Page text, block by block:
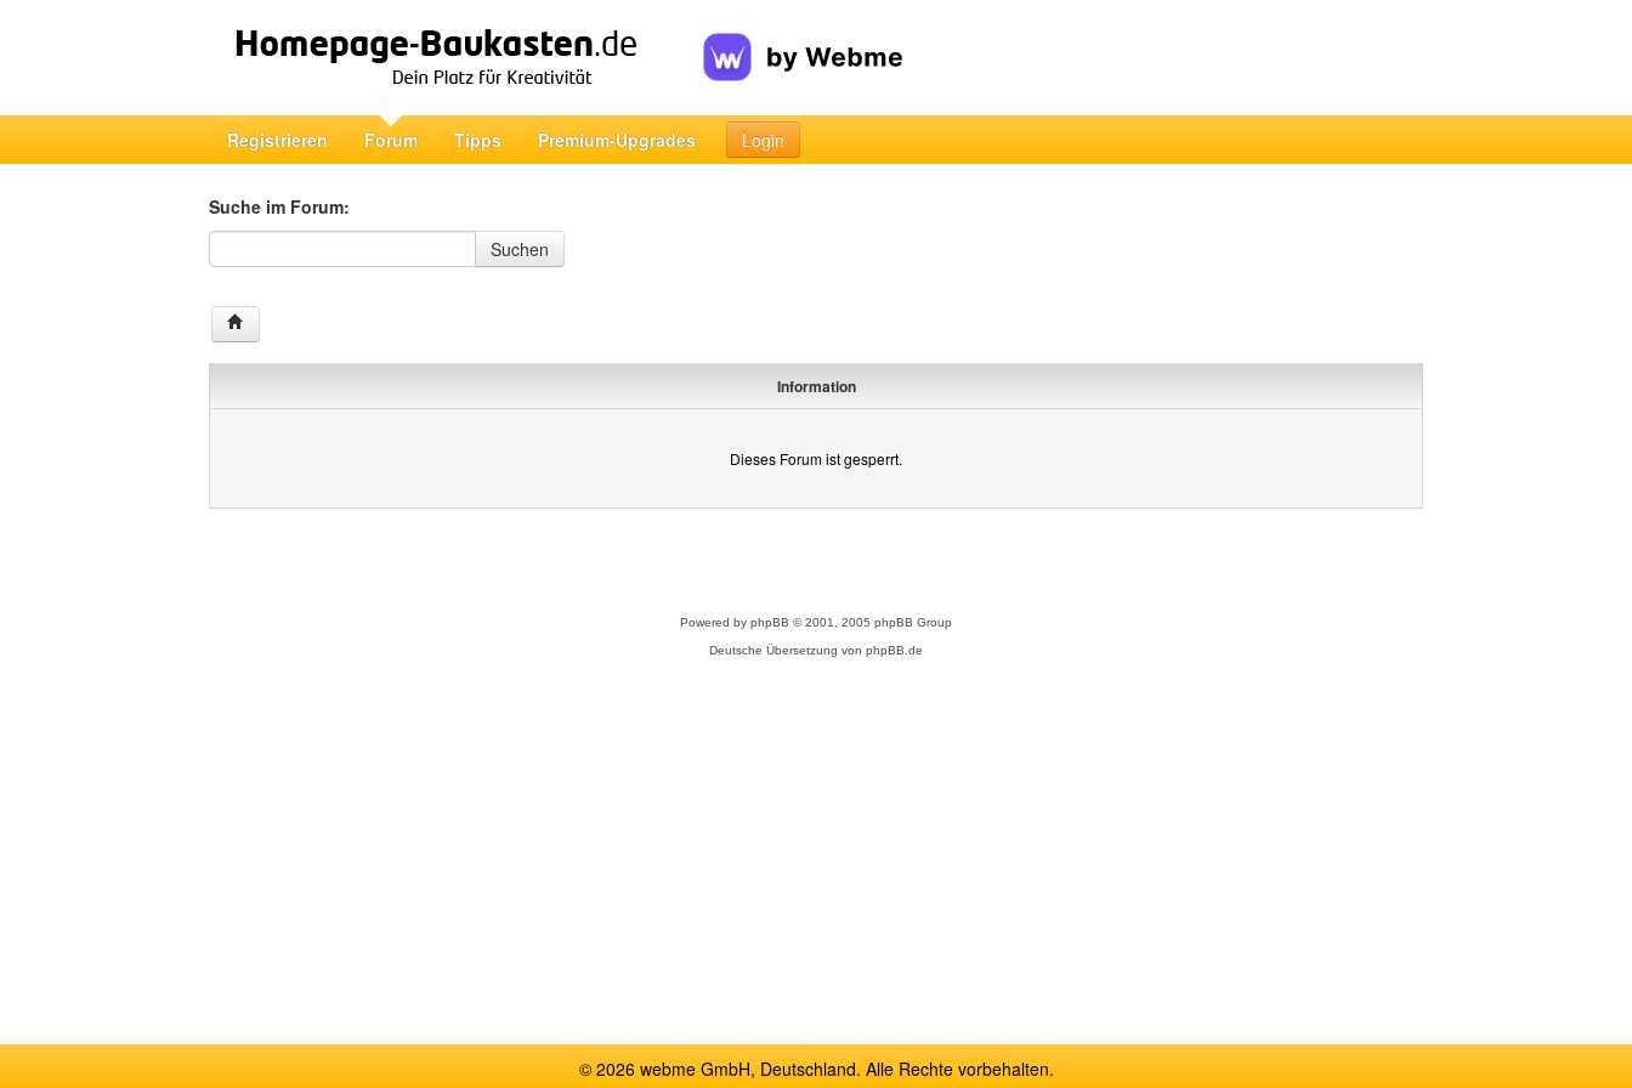
Registrieren Forum Tipps Premium-Upgrades Login
Suche im Forum:
Suche im Forum
Suchen
Information
Dieses Forum ist gesperrt.
Powered by phpBB © 2001, 2005 phpBB Group
Deutsche Übersetzung von phpBB.de
© 2026 webme GmbH, Deutschland. Alle Rechte vorbehalten.